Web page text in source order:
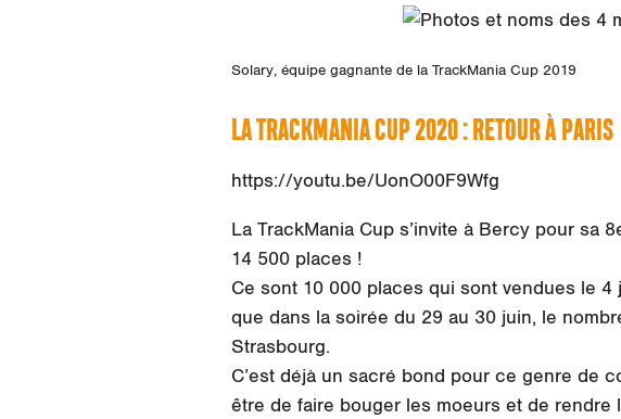
Solary, équipe gagnante de la TrackMania Cup 2019
LA TRACKMANIA CUP 2020 : RETOUR À PARIS
https://youtu.be/UonO00F9Wfg
La TrackMania Cup s’invite à Bercy pour sa
14 500 places !
Ce sont 10 000 places qui sont vendues le 4
que dans la soirée du 29 au 30 juin, le
Strasbourg.
C’est déjà un sacré bond pour ce genre de
être de faire bouger les moeurs et de rendre